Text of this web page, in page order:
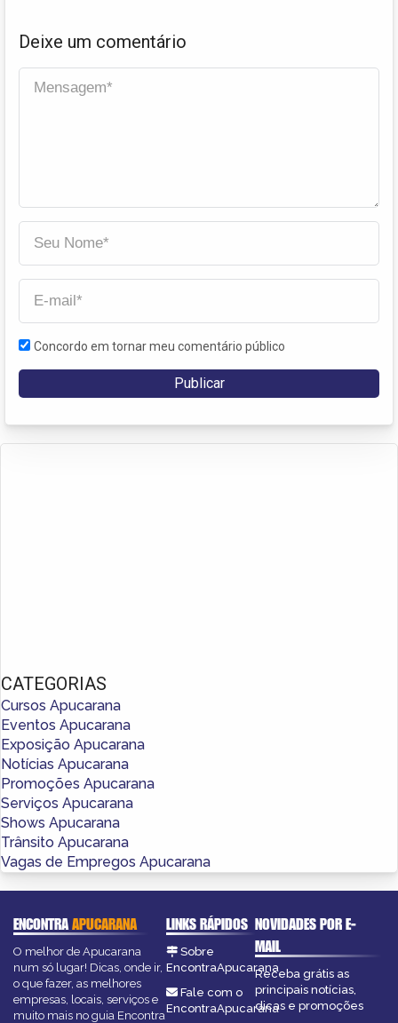
Deixe um comentário
Concordo em tornar meu comentário público
CATEGORIAS
Cursos Apucarana
Eventos Apucarana
Exposição Apucarana
Notícias Apucarana
Promoções Apucarana
Serviços Apucarana
Shows Apucarana
Trânsito Apucarana
Vagas de Empregos Apucarana
ENCONTRAAPUCARANA
O melhor de Apucarana
num só lugar! Dicas, onde ir,
o que fazer, as melhores
empresas, locais, serviços e
muito mais no guia Encontra
LINKS RÁPIDOS
Sobre
EncontraApucarana
Fale com o
EncontraApucarana
NOVIDADES POR E-
MAIL
Receba grátis as
principais notícias,
dicas e promoções